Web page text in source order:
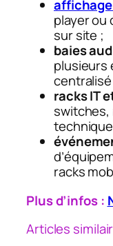
player ou
sur site ;
baies
plusieurs
centralisé
racks IT
racks
Plus d’infos :
Articles